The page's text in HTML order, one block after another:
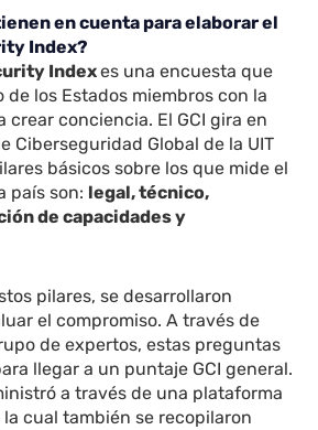
en cuenta para elaborar el
Index?
Indexes una encuesta que
de los Estados miembros con la
conciencia. El GCI gira en
Ciberseguridad Global de la UIT
básicos sobre los que mide el
país son: legal, técnico,
de capacidades y
pilares, se desarrollaron
el compromiso. A través de
de expertos, estas preguntas
llegar a un puntaje GCI general.
a través de una plataforma
cual también se recopilaron